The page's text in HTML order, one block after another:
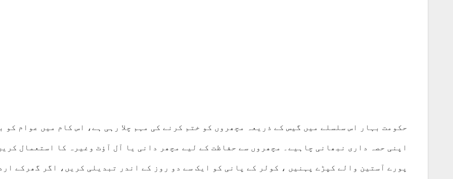
حکومت بہار اس سلسلے میں گیس کے ذریعہ مچھروں کو ختم کرنے کی مہم چلا رہی ہے، اس کام میں عوام کو
اپنی حصہ داری نبھانی چاہیے۔ مچھروں سے حفاظت کے لیے مچھر دانی یا آل آؤٹ وغیرہ کا استعمال
پورے آستین والے کپڑے پہنیں ، کولر کے پانی کو ایک سے دو روز کے اندر تبدیلی کریں، اگر گھرکے